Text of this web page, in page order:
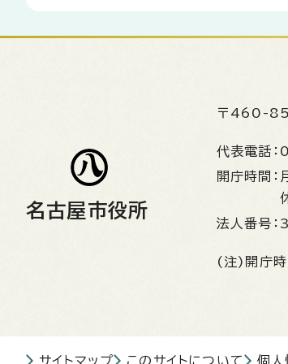
名古屋市役所
〒460-
代表電話：
開庁時間：
法人番号：
(注)開庁時
サイトマップ このサイトについて 個人